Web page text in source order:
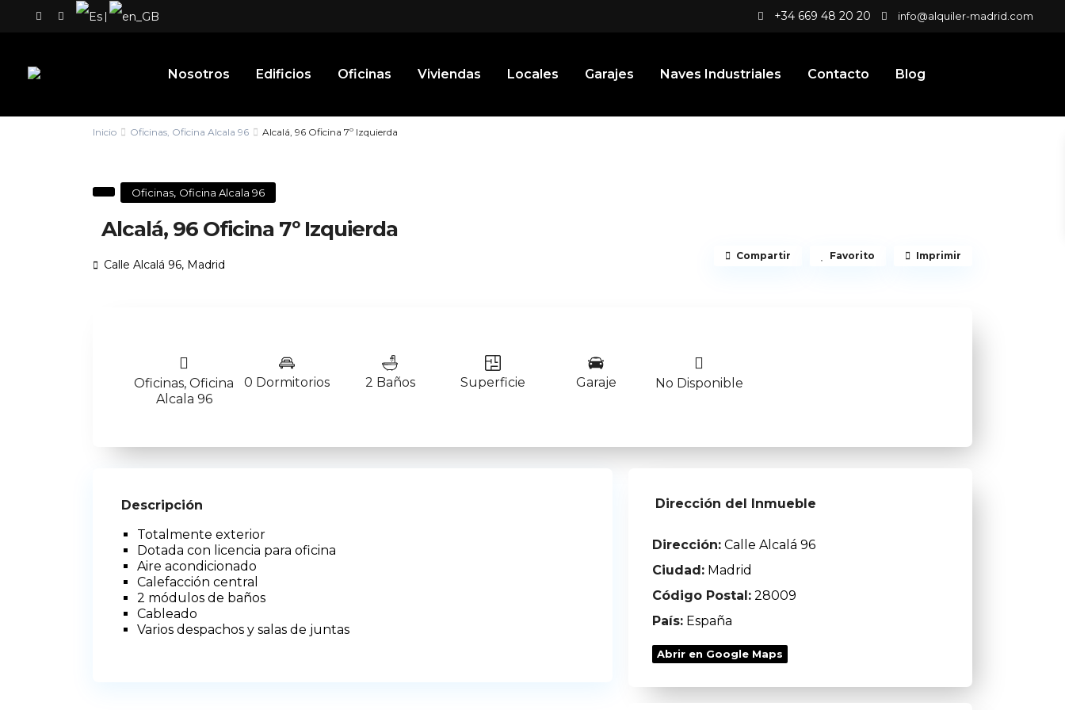
| +34 669 48 20 20 info@alquiler-madrid.com
Nosotros Edificios Oficinas Viviendas Locales Garajes Naves Industriales Contacto Blog
Inicio Oficinas, Oficina Alcala 96 Alcalá, 96 Oficina 7º Izquierda
Oficinas, Oficina Alcala 96
Alcalá, 96 Oficina 7º Izquierda
Calle Alcalá 96, Madrid
Compartir Favorito Imprimir
Oficinas, Oficina
Alcala 96
0 Dormitorios 2 Baños Superficie Garaje No Disponible
Descripción
Totalmente exterior
Dotada con licencia para oficina
Aire acondicionado
Calefacción central
2 módulos de baños
Cableado
Varios despachos y salas de juntas
Dirección del Inmueble
Dirección: Calle Alcalá 96
Ciudad: Madrid
Código Postal: 28009
País: España
Abrir en Google Maps